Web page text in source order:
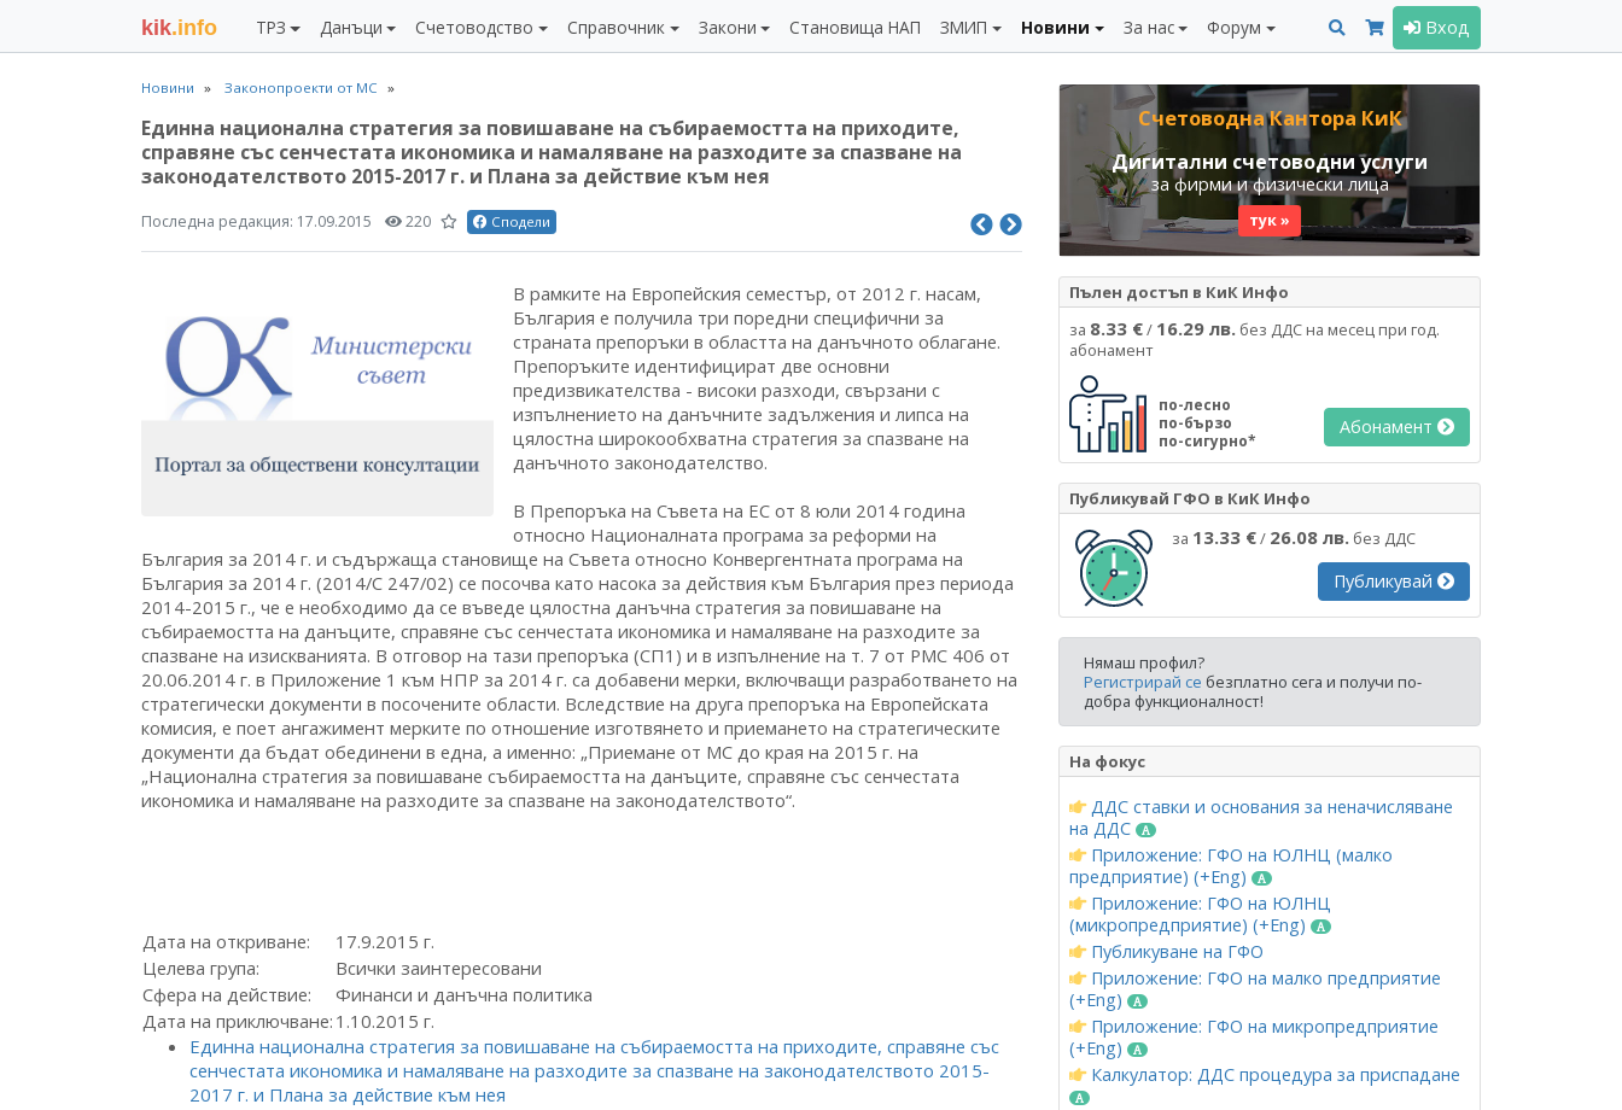
kik.info ТРЗ Данъци Счетоводство Справочник Закони Становища НАП ЗМИП Новини За нас Форум Вход
Новини Законопроекти от МС
Единна национална стратегия за повишаване на събираемостта на приходите,
справяне със сенчестата икономика и намаляване на разходите за спазване на
законодателството 2015-2017 г. и Плана за действие към нея
Последна редакция: 17.09.2015 220 Сподели
В рамките на Европейския семестър, от 2012 г. насам,
България е получила три поредни специфични за
страната препоръки в областта на данъчното облагане.
Препоръките идентифицират две основни
предизвикателства - високи разходи, свързани с
изпълнението на данъчните задължения и липса на
цялостна широкообхватна стратегия за спазване на
данъчното законодателство.
В Препоръка на Съвета на ЕС от 8 юли 2014 година
относно Националната програма за реформи на
България за 2014 г. и съдържаща становище на Съвета относно Конвергентната програма на
България за 2014 г. (2014/C 247/02) се посочва като насока за действия към България през периода
2014-2015 г., че е необходимо да се въведе цялостна данъчна стратегия за повишаване на
събираемостта на данъците, справяне със сенчестата икономика и намаляване на разходите за
спазване на изискванията. В отговор на тази препоръка (СП1) и в изпълнение на т. 7 от РМС 406 от
20.06.2014 г. в Приложение 1 към НПР за 2014 г. са добавени мерки, включващи разработването на
стратегически документи в посочените области. Вследствие на друга препоръка на Европейската
комисия, е поет ангажимент мерките по отношение изготвянето и приемането на стратегическите
документи да бъдат обединени в една, а именно: „Приемане от МС до края на 2015 г. на
„Национална стратегия за повишаване събираемостта на данъците, справяне със сенчестата
икономика и намаляване на разходите за спазване на законодателството“.
Дата на откриване:
17.9.2015 г.
Целева група:
Всички заинтересовани
Сфера на действие:
Финанси и данъчна политика
Дата на приключване: 1.10.2015 г.
Единна национална стратегия за повишаване на събираемостта на приходите, справяне със
сенчестата икономика и намаляване на разходите за спазване на законодателството 2015-
2017 г. и Плана за действие към нея
Счетоводна Кантора КиК
Дигитални счетоводни услуги
за фирми и физически лица
тук »
Пълен достъп в КиК Инфо
за 8.33 €/ 16.29 лв. без ДДС на месец при год.
абонамент
по-лесно
по-бързо
по-сигурно*
Абонамент
Публикувай ГФО в КиК Инфо
за 13.33 €/ 26.08 лв. без ДДС
Публикувай
Нямаш профил?
Регистрирай се безплатно сега и получи по-
добра функционалност!
На фокус
ДДС ставки и основания за неначисляване
на ДДС
Приложение: ГФО на ЮЛНЦ (малко
предприятие) (+Eng)
Приложение: ГФО на ЮЛНЦ
(микропредприятие) (+Eng)
Публикуване на ГФО
Приложение: ГФО на малко предприятие
(+Eng)
Приложение: ГФО на микропредприятие
(+Eng)
Калкулатор: ДДС процедура за приспадане